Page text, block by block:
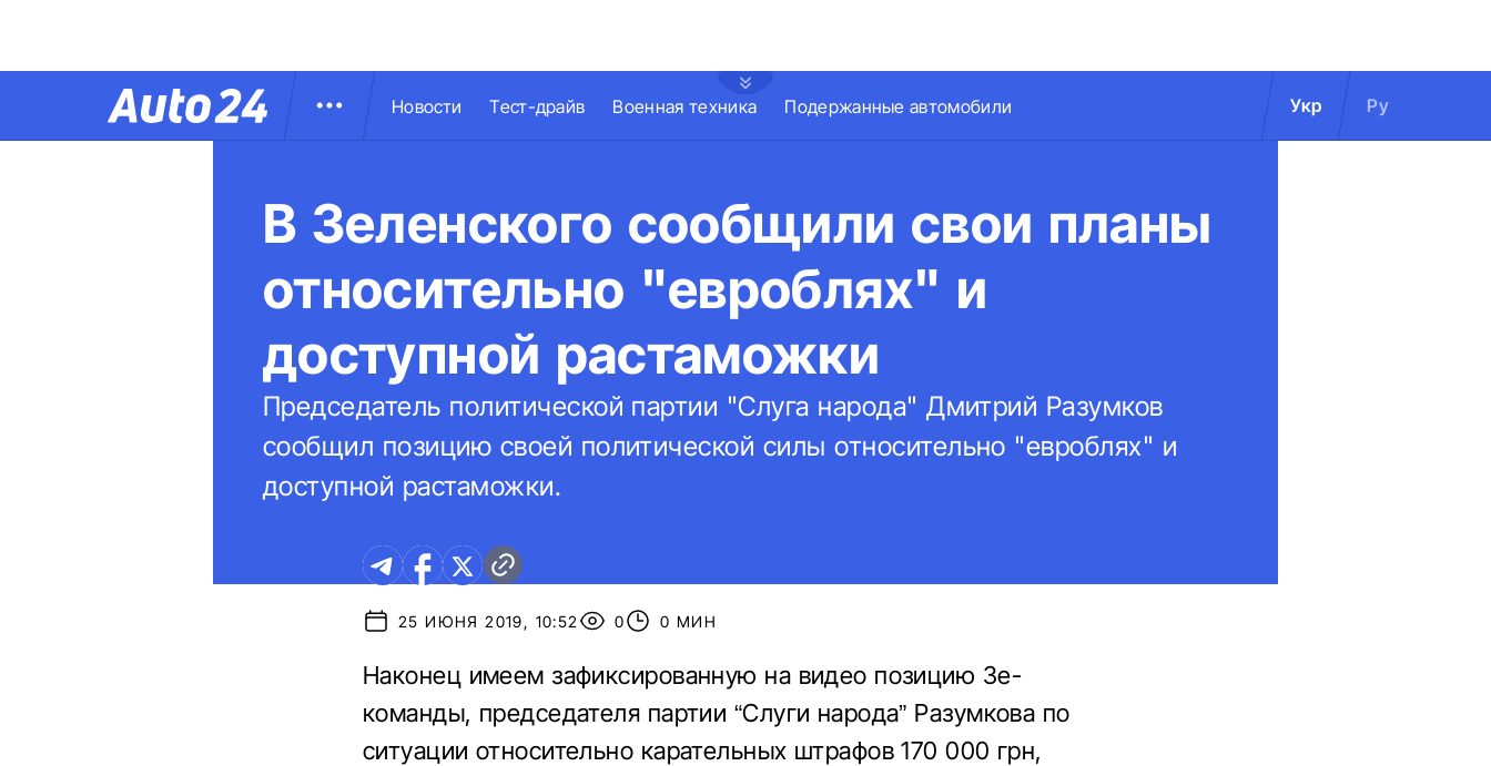
Новости Тест-драйв Военная техника Подержанные автомобили Укр Ру
В Зеленского сообщили свои планы
относительно "евроблях" и
доступной растаможки
Председатель политической партии "Слуга народа" Дмитрий Разумков
сообщил позицию своей политической силы относительно "евроблях" и
доступной растаможки.
25 ИЮНЯ 2019, 10:52 0 0 МИН
Наконец имеем зафиксированную на видео позицию Зе-
команды, председателя партии “Слуги народа” Разумкова по
ситуации относительно карательных штрафов 170 000 грн,